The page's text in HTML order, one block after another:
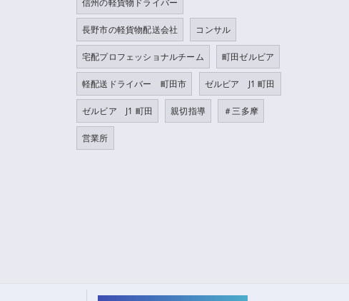
信州の軽貨物ドライバー
長野市の軽貨物配送会社 コンサル
宅配プロフェッショナルチーム 町田ゼルビア
軽配送ドライバー 町田市 ゼルビア J1 町田
ゼルビア J1 町田 親切指導 ＃三多摩
営業所